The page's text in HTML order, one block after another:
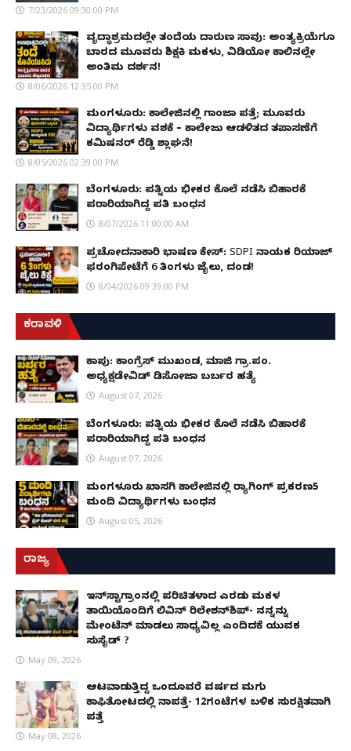
7/23/2026 09:30:00 PM
ವೃದ್ಧಾಶ್ರಮದಲ್ಲೇ ತಂದೆಯ ದಾರುಣ ಸಾವು: ಅಂತ್ಯಕ್ರಿಯೆಗೂ
ಬಾರದ ಮೂವರು ಶಿಕ್ಷಕಿ ಮಕಳು, ವಿಡಿಯೋ ಕಾಲಿನಲ್ಲೇ
ಅಂತಿಮ ದರ್ಶನ!
8/06/2026 12:35:00 PM
ಮಂಗಳೂರು: ಕಾಲೇಜಿನಲ್ಲಿ ಗಾಂಜಾ ಪತ್ತೆ; ಮೂವರು
ವಿದ್ಯಾರ್ಥಿಗಳು ವಶಕ್ಕೆ – ಕಾಲೇಜು ಆಡಳಿತದ ತಪಾಸಣೆಗೆ
ಕಮಿಷನರ್ ರೆಡ್ಡಿ ಶ್ಲಾಘನೆ!
8/05/2026 02:39:00 PM
ಬೆಂಗಳೂರು: ಪತ್ನಿಯ ಭೀಕರ ಕೊಲೆ ನಡೆಸಿ ಬಿಹಾರಕ್ಕೆ
ಪರಾರಿಯಾಗಿದ್ದ ಪತಿ ಬಂಧನ
8/07/2026 11:00:00 AM
ಪ್ರಚೋದನಾಕಾರಿ ಭಾಷಣ ಕೇಸ್: SDPI ನಾಯಕ ರಿಯಾಜ್
ಫರಂಗಿಪೇಟೆಗೆ 6 ತಿಂಗಳು ಜೈಲು, ದಂಡ!
8/04/2026 09:39:00 PM
ಕರಾವಳಿ
ಕಾಪು: ಕಾಂಗ್ರೆಸ್ ಮುಖಂಡ, ಮಾಜಿ ಗ್ರಾ.ಪಂ.
ಅಧ್ಯಕ್ಷಡೇವಿಡ್ ಡಿಸೋಜಾ ಬರ್ಬರ ಹತ್ಯೆ
August 07, 2026
ಬೆಂಗಳೂರು: ಪತ್ನಿಯ ಭೀಕರ ಕೊಲೆ ನಡೆಸಿ ಬಿಹಾರಕ್ಕೆ
ಪರಾರಿಯಾಗಿದ್ದ ಪತಿ ಬಂಧನ
August 07, 2026
ಮಂಗಳೂರು ಖಾಸಗಿ ಕಾಲೇಜಿನಲ್ಲಿ ರ‌್ಯಾಗಿಂಗ್ ಪ್ರಕರಣ5
ಮಂದಿ ವಿದ್ಯಾರ್ಥಿಗಳು ಬಂಧನ
August 05, 2026
ರಾಜ್ಯ
ಇನ್​ಸ್ಟಾಗ್ರಾಂನಲ್ಲಿ ಪರಿಚಿತಳಾದ ಎರಡು ಮಕ್ಕಳ
ತಾಯಿಯೊಂದಿಗೆ ಲಿವಿನ್ ರಿಲೇಶನ್​ಶಿಪ್- ನನ್ನನ್ನು
ಮೇಂಟೆನ್ ಮಾಡಲು ಸಾಧ್ಯವಿಲ್ಲ ಎಂದಿದಕ್ಕೆ ಯುವಕ
ಸುಸೈಡ್ ?
May 09, 2026
ಆಟವಾಡುತ್ತಿದ್ದ ಒಂದೂವರೆ ವರ್ಷದ ಮಗು
ಕಾಫಿತೋಟದಲ್ಲಿ ನಾಪತ್ತೆ- 12ಗಂಟೆಗಳ ಬಳಿಕ ಸುರಕ್ಷಿತವಾಗಿ
ಪತ್ತೆ
May 08, 2026